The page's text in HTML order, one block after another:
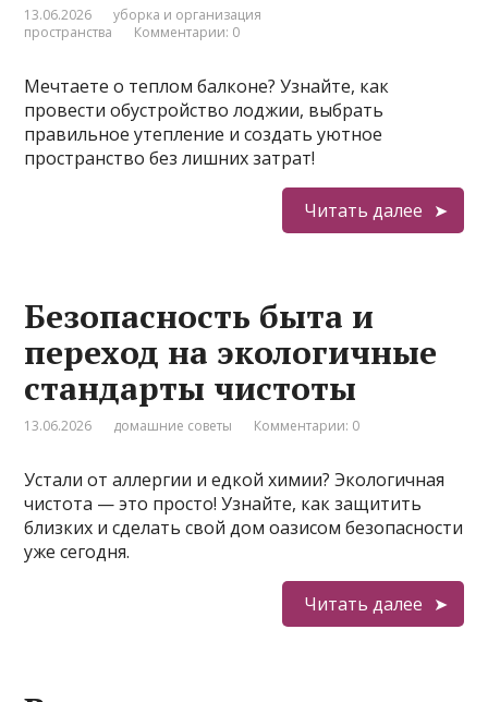
13.06.2026
уборка и организация
пространства
Комментарии: 0
Мечтаете о теплом балконе? Узнайте, как
провести обустройство лоджии, выбрать
правильное утепление и создать уютное
пространство без лишних затрат!
Читать далее
Безопасность быта и
переход на экологичные
стандарты чистоты
13.06.2026 домашние советы Комментарии: 0
Устали от аллергии и едкой химии? Экологичная
чистота — это просто! Узнайте, как защитить
близких и сделать свой дом оазисом безопасности
уже сегодня.
Читать далее